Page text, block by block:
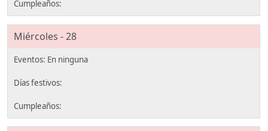
Miércoles - 28